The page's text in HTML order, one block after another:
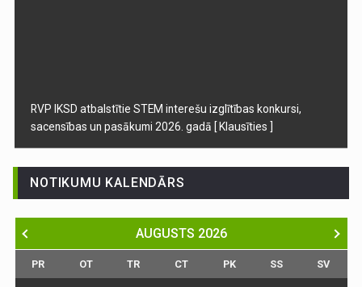
RVP IKSD atbalstītie STEM interešu izglītības konkursi,
sacensības un pasākumi 2026. gadā [ Klausīties ]
NOTIKUMU KALENDĀRS
AUGUSTS 2026
PR OT TR CT PK SS SV